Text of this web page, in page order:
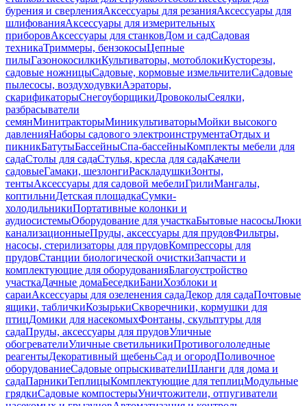
бурения и сверленияАксессуары для резанияАксессуары для
шлифованияАксессуары для измерительных
приборовАксессуары для станковДом и садСадовая
техникаТриммеры, бензокосыЦепные
пилыГазонокосилкиКультиваторы, мотоблокиКусторезы,
садовые ножницыСадовые, кормовые измельчителиСадовые
пылесосы, воздуходувкиАэраторы,
скарификаторыСнегоуборщикиДровоколыСеялки,
разбрасыватели
семянМинитракторыМиникультиваторыМойки высокого
давленияНаборы садового электроинструментаОтдых и
пикникБатутыБассейныСпа-бассейныКомплекты мебели для
садаСтолы для садаСтулья, кресла для садаКачели
садовыеГамаки, шезлонгиРаскладушкиЗонты,
тентыАксессуары для садовой мебелиГрилиМангалы,
коптильниДетская площадкаСумки-
холодильникиПортативные колонки и
аудиосистемыОборудование для участкаБытовые насосыЛюки
канализационныеПруды, аксессуары для прудовФильтры,
насосы, стерилизаторы для прудовКомпрессоры для
прудовСтанции биологической очисткиЗапчасти и
комплектующие для оборудованияБлагоустройство
участкаДачные домаБеседкиБаниХозблоки и
сараиАксессуары для озеленения садаДекор для садаПочтовые
ящики, табличкиКозырькиСкворечники, кормушки для
птицДомики для насекомыхФонтаны, скульптуры для
садаПруды, аксессуары для прудовУличные
обогревателиУличные светильникиПротивогололедные
реагентыДекоративный щебеньСад и огородПоливочное
оборудованиеСадовые опрыскивателиШланги для дома и
садаПарникиТеплицыКомплектующие для теплицМодульные
грядкиСадовые компостерыУничтожители, отпугиватели